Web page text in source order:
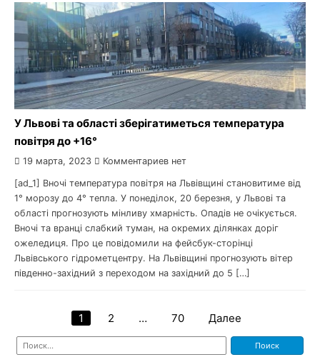
У Львові та області зберігатиметься температура
повітря до +16°
19 марта, 2023 Комментариев нет
[ad_1] Вночі температура повітря на Львівщині становитиме від
1° морозу до 4° тепла. У понеділок, 20 березня, у Львові та
області прогнозують мінливу хмарність. Опадів не очікується.
Вночі та вранці слабкий туман, на окремих ділянках доріг
ожеледиця. Про це повідомили на фейсбук-сторінці
Львівського гідрометцентру. На Львівщині прогнозують вітер
південно-західний з переходом на західний до 5 […]
Навигация
по
1 2 … 70 Далее
Найти: